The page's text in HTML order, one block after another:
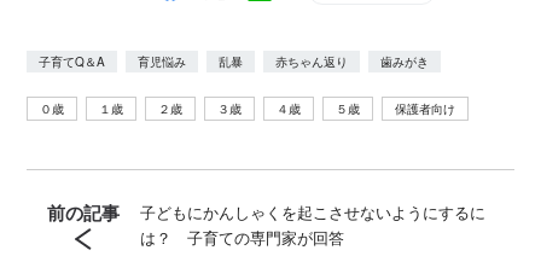
子育てQ＆A 育児悩み 乱暴 赤ちゃん返り 歯みがき
０歳 １歳 ２歳 ３歳 ４歳 ５歳 保護者向け
前の記事
子どもにかんしゃくを起こさせないようにするに
は？ 子育ての専門家が回答